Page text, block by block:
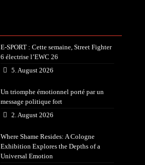
E-SPORT : Cette semaine, Street Fighter
6 électrise l’EWC 26
5. August 2026
Un triomphe émotionnel porté par un
message politique fort
2. August 2026
Where Shame Resides: A Cologne
Exhibition Explores the Depths of a
Universal Emotion